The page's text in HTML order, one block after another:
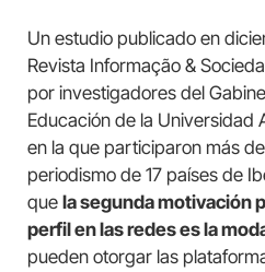
Un estudio publicado en
Revista Informação &
por investigadores del
Educación de la Universidad
en la que participaron más
periodismo de 17 países de
que la segunda motivación
perfil en las redes es la
pueden otorgar las